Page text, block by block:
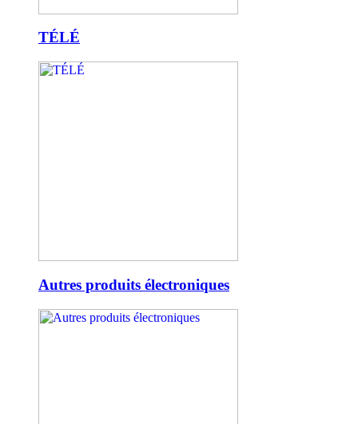
TÉLÉ
Autres produits électroniques